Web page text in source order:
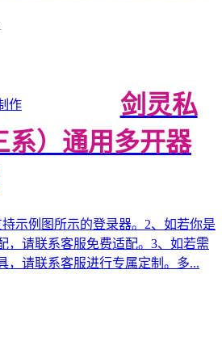
作
剑灵私
系）通用多开器
示例图所示的登录器。2、如若你是
，请联系客服免费适配。3、如若需
，请联系客服进行专属定制。多...